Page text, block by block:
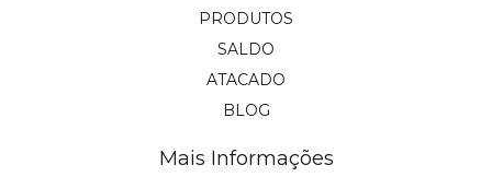
PRODUTOS
SALDO
ATACADO
BLOG
Mais Informações